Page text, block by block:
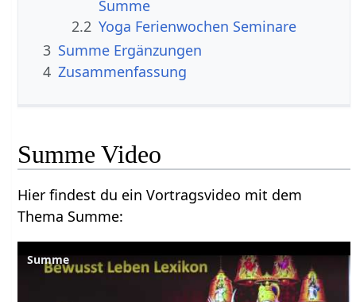
2.2 Yoga Ferienwochen Seminare
3
Summe‏‎ Ergänzungen
4 Zusammenfassung
Summe‏‎ Video
Hier findest du ein Vortragsvideo mit dem
Thema Summe‏‎:
Summe‏‎